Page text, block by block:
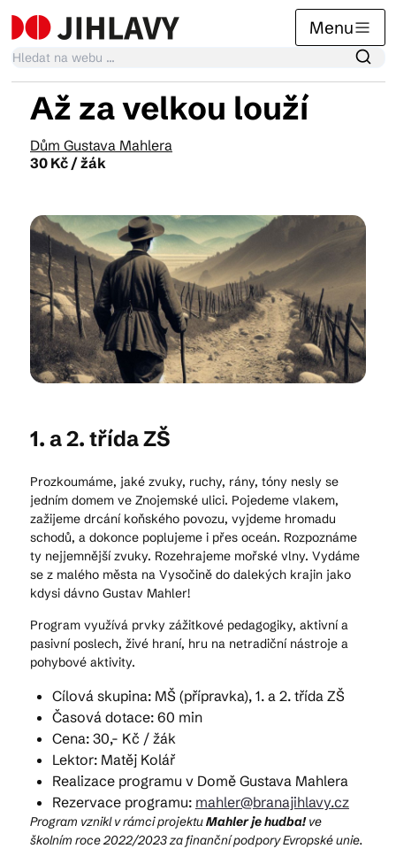
Menu
Kalendář akcí
Články
Suvenýry
Praktické info
CS EN DE
© 2026 Brána Jihlavy
Až za velkou louží
Dům Gustava Mahlera
30 Kč / žák
1. a 2. třída ZŠ
Prozkoumáme, jaké zvuky, ruchy, rány, tóny nesly se
jedním domem ve Znojemské ulici. Pojedeme vlakem,
zažijeme drcání koňského povozu, vyjdeme hromadu
schodů, a dokonce poplujeme i přes oceán. Rozpoznáme
ty nejjemnější zvuky. Rozehrajeme mořské vlny. Vydáme
se z malého města na Vysočině do dalekých krajin jako
kdysi dávno Gustav Mahler!
Program využívá prvky zážitkové pedagogiky, aktivní a
pasivní poslech, živé hraní, hru na netradiční nástroje a
pohybové aktivity.
Cílová skupina: MŠ (přípravka), 1. a 2. třída ZŠ
Časová dotace: 60 min
Cena: 30,- Kč / žák
Lektor: Matěj Kolář
Realizace programu v Domě Gustava Mahlera
Rezervace programu: mahler@branajihlavy.cz
Program vznikl v rámci projektuMahler je hudba!ve
školním roce 2022/2023 za finanční podpory Evropské unie.